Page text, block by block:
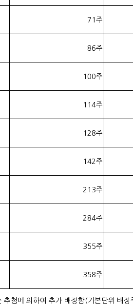
71주
86주
100주
114주
128주
142주
213주
284주
355주
358주
첨에 의하여 추가 배정함(기본단위 배